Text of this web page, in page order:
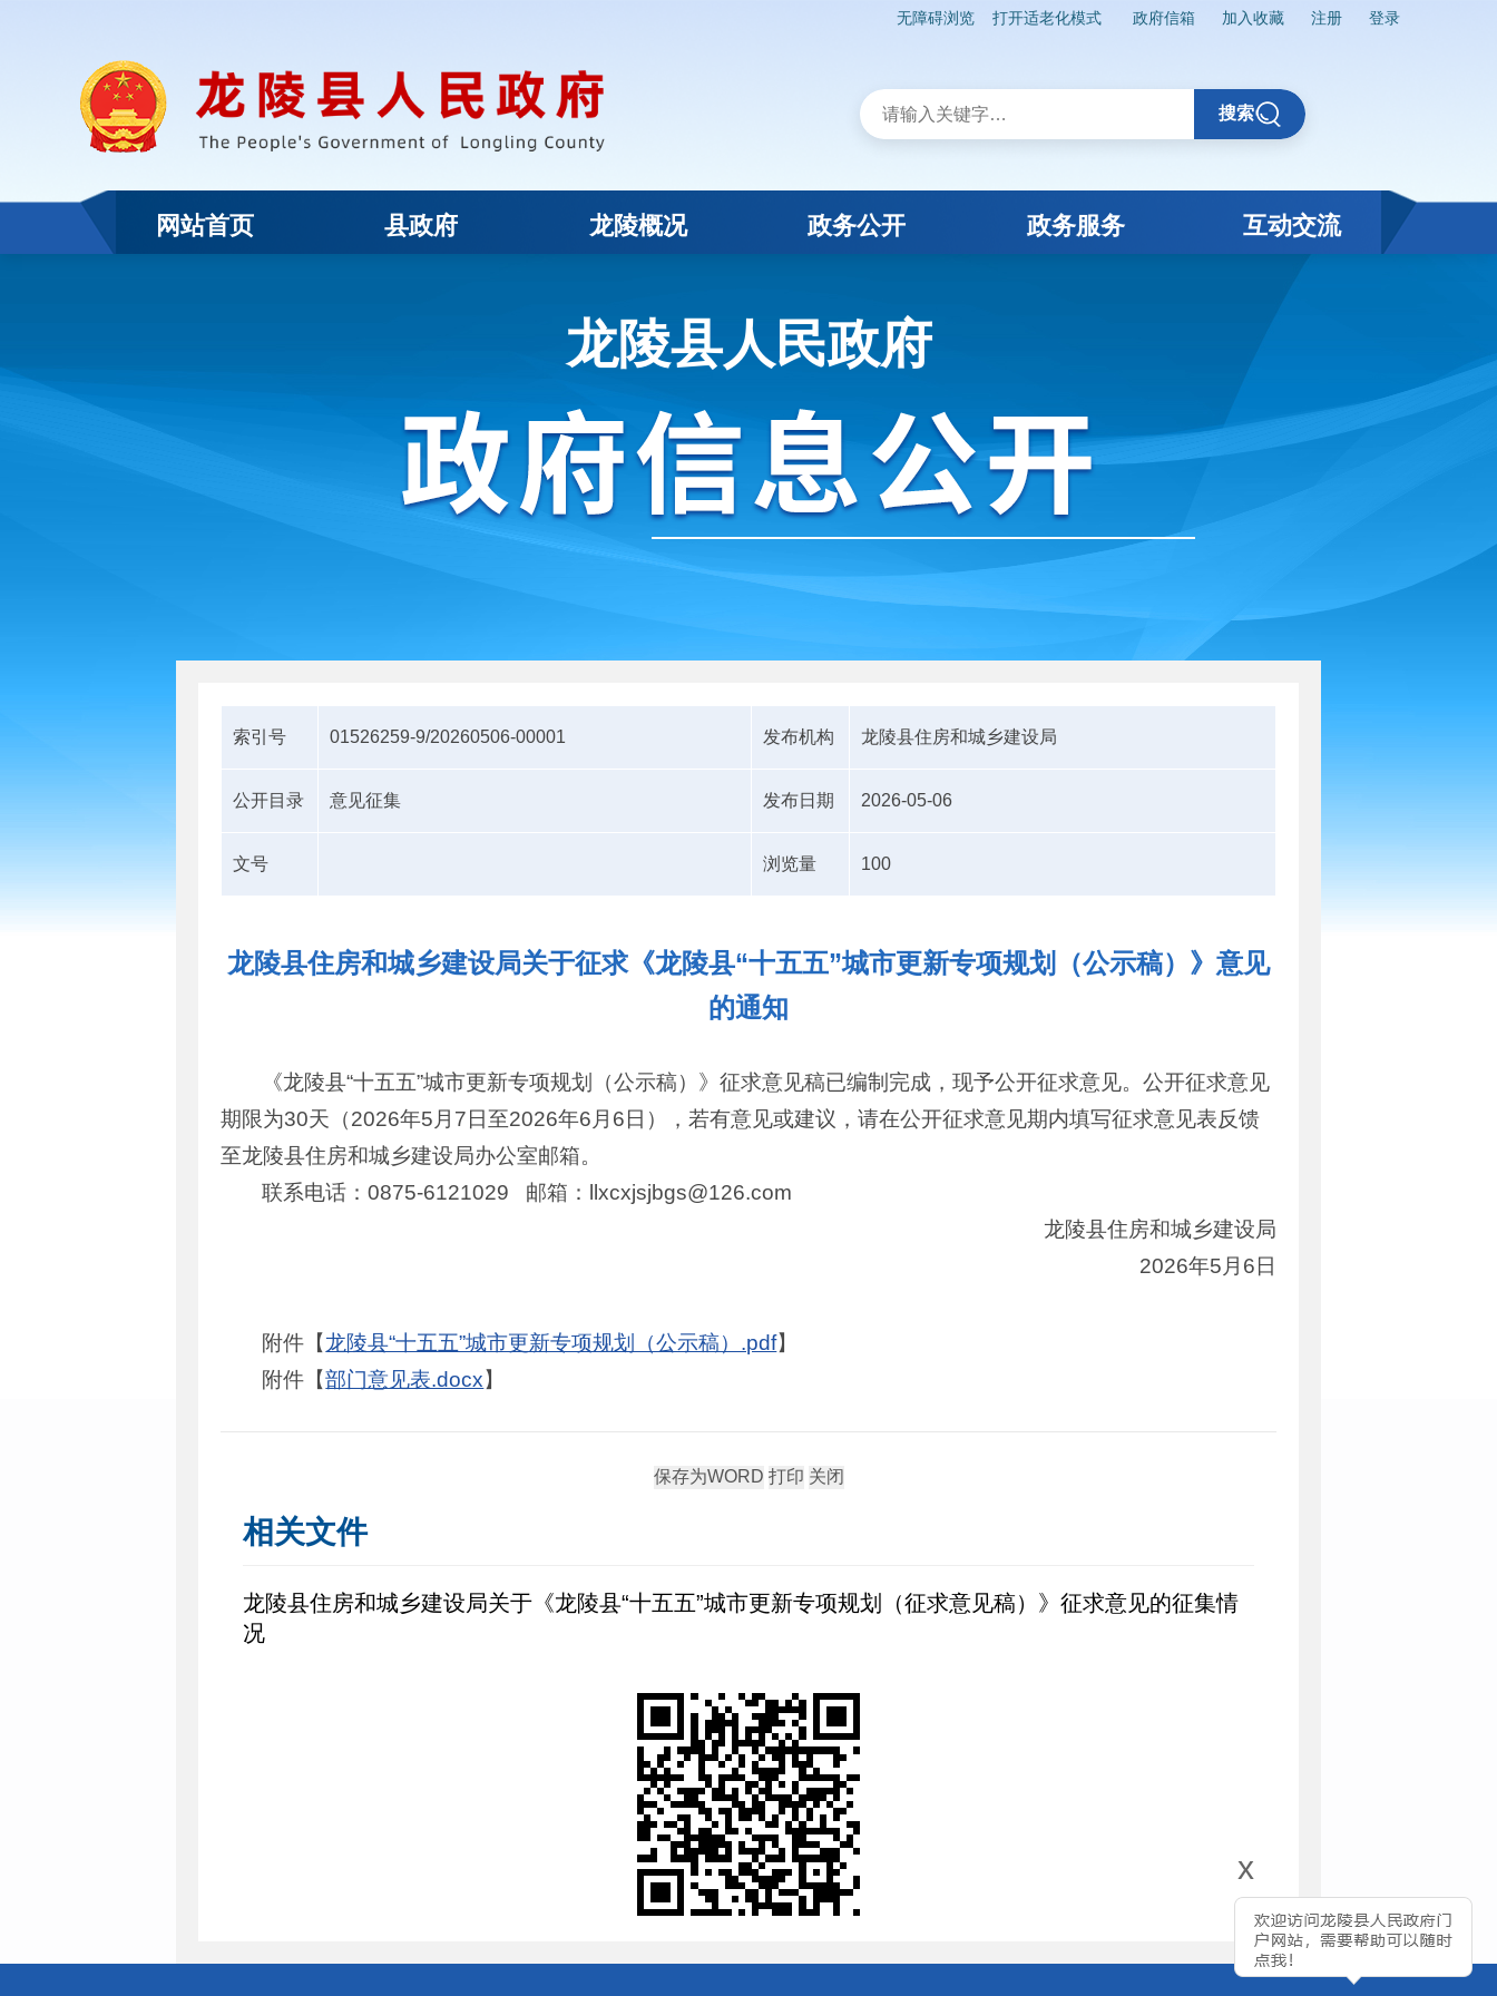
无障碍浏览 打开适老化模式 政府信箱 加入收藏 注册 登录
x
搜索
网站首页 县政府 龙陵概况 政务公开 政务服务 互动交流
龙陵县人民政府
索引号 01526259-9/20260506-00001 发布机构 龙陵县住房和城乡建设局
公开目录 意见征集 发布日期 2026-05-06
文号 浏览量 100
龙陵县住房和城乡建设局关于征求《龙陵县“十五五”城市更新专项规划（公示稿）》意见
的通知
《龙陵县“十五五”城市更新专项规划（公示稿）》征求意见稿已编制完成，现予公开征求意见。公开征求意见
期限为30天（2026年5月7日至2026年6月6日），若有意见或建议，请在公开征求意见期内填写征求意见表反馈
至龙陵县住房和城乡建设局办公室邮箱。
联系电话：0875-6121029 邮箱：llxcxjsjbgs@126.com
龙陵县住房和城乡建设局
2026年5月6日
附件【龙陵县“十五五”城市更新专项规划（公示稿）.pdf】
附件【部门意见表.docx】
相关文件
龙陵县住房和城乡建设局关于《龙陵县“十五五”城市更新专项规划（征求意见稿）》征求意见的征集情
况